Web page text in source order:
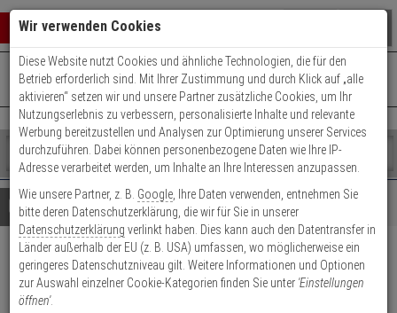
Warenkorb schließen
0 ARTIKEL IM WARENKORB
Ihr Warenkorb ist momentan leer.
Ergebnisse ()
Fertig
Shop
durchsuchen
Bitte
geben
Sie
mindestens
Zeichen
ein,
um
Es
wurde
noch
Kategorien
Suche
gestartet
+49 (0)821 899 493-0Mo. - Do.: 8:00 - 16:30 | Fr.: 8:00 - 14:00 Uhr
Kontaktservice nutzen
Details Beratung
ABUS 70 EXPEDITION 70/35
schwarz Vorhangschloss
Wir verwenden Cookies
Diese Website nutzt Cookies und ähnliche Technologien, die für den
Betrieb erforderlich sind. Mit Ihrer Zustimmung und durch Klick auf „alle
aktivieren“ setzen wir und unsere Partner zusätzliche Cookies, um Ihr
Nutzungserlebnis zu verbessern, personalisierte Inhalte und relevante
Werbung bereitzustellen und Analysen zur Optimierung unserer Services
durchzuführen. Dabei können personenbezogene Daten wie Ihre IP-
Adresse verarbeitet werden, um Inhalte an Ihre Interessen anzupassen.
Wie unsere Partner, z. B. Google , Ihre Daten verwenden, entnehmen Sie
bitte deren Datenschutzerklärung, die wir für Sie in unserer
Datenschutzerklärung verlinkt haben. Dies kann auch den Datentransfer in
Länder außerhalb der EU (z. B. USA) umfassen, wo möglicherweise ein
geringeres Datenschutzniveau gilt. Weitere Informationen und Optionen
zur Auswahl einzelner Cookie-Kategorien finden Sie unter 'Einstellungen
öffnen'.